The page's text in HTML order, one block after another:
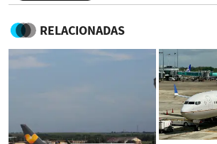
RELACIONADAS